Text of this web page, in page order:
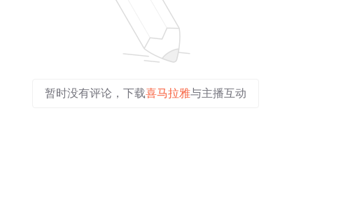
暂时没有评论，下载喜马拉雅与主播互动